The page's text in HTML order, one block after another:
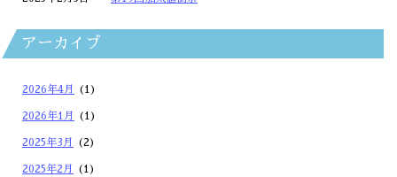
アーカイブ
2026年4月 (1)
2026年1月 (1)
2025年3月 (2)
2025年2月 (1)